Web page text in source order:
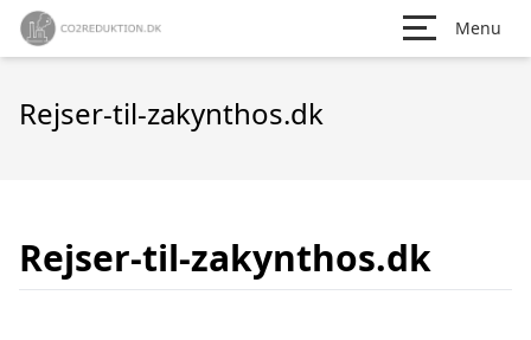
Menu
Rejser-til-zakynthos.dk
Rejser-til-zakynthos.dk